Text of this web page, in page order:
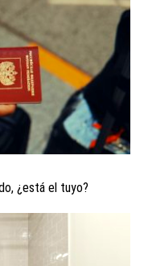
¿está el tuyo?